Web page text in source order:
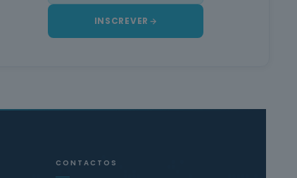
INSCREVER
CONTACTOS